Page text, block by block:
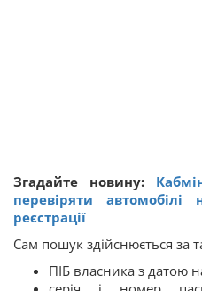
Згадайте новину:
перевіряти
реєстрації
Сам пошук здійснюється за
ПІБ власника з датою